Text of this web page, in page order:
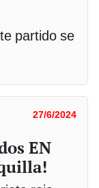
partido se
27/6/2024
EN